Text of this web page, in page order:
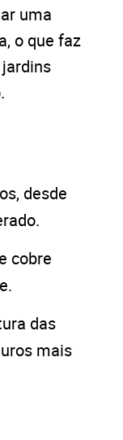
uma
o que faz
desde
cobre
das
mais